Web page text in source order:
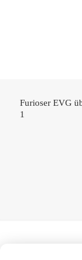
Furioser EVG
1